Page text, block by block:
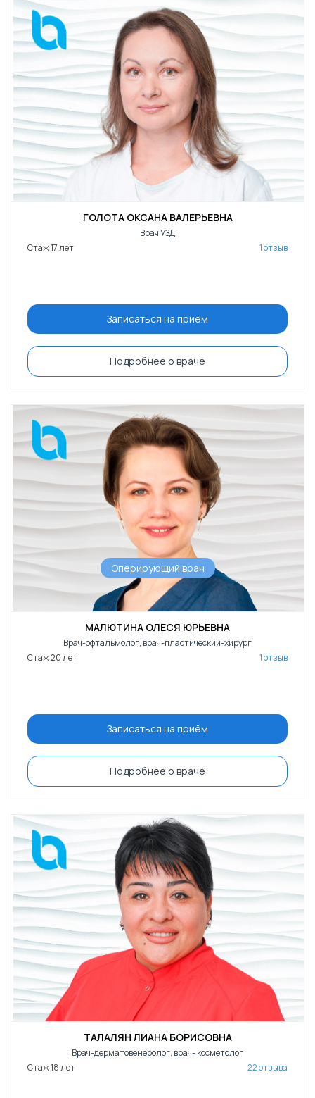
ГОЛОТА ОКСАНА ВАЛЕРЬЕВНА
Врач УЗД
Стаж 17 лет
1 отзыв
Записаться на приём
Подробнее о враче
Оперирующий врач
МАЛЮТИНА ОЛЕСЯ ЮРЬЕВНА
Врач-офтальмолог, врач-пластический-хирург
Стаж 20 лет
1 отзыв
Записаться на приём
Подробнее о враче
ТАЛАЛЯН ЛИАНА БОРИСОВНА
Врач-дерматовенеролог, врач- косметолог
Стаж 18 лет
22 отзыва